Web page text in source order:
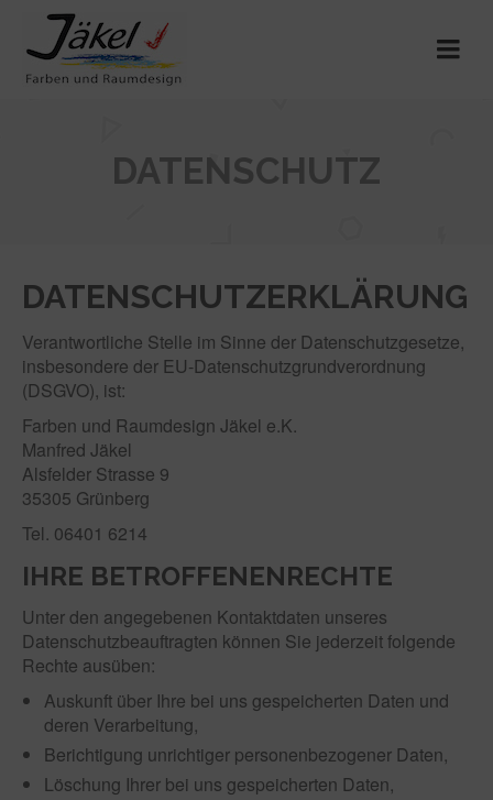
DATENSCHUTZ
DATENSCHUTZERKLÄRUNG
Verantwortliche Stelle im Sinne der Datenschutzgesetze,
insbesondere der EU-Datenschutzgrundverordnung
(DSGVO), ist:
Farben und Raumdesign Jäkel e.K.
Manfred Jäkel
Alsfelder Strasse 9
35305 Grünberg
Tel. 06401 6214
IHRE BETROFFENENRECHTE
Unter den angegebenen Kontaktdaten unseres
Datenschutzbeauftragten können Sie jederzeit folgende
Rechte ausüben:
Auskunft über Ihre bei uns gespeicherten Daten und
deren Verarbeitung,
Berichtigung unrichtiger personenbezogener Daten,
Löschung Ihrer bei uns gespeicherten Daten,